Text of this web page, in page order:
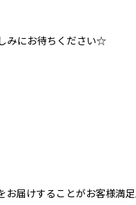
みにお待ちください☆
届けすることがお客様満